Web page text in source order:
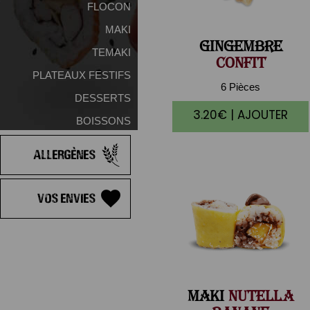
FLOCON
MAKI
TEMAKI
PLATEAUX FESTIFS
DESSERTS
BOISSONS
Allergènes
Vos Envies
GINGEMBRE
CONFIT
6 Pièces
3.20€ | AJOUTER
MAKINUTELLA